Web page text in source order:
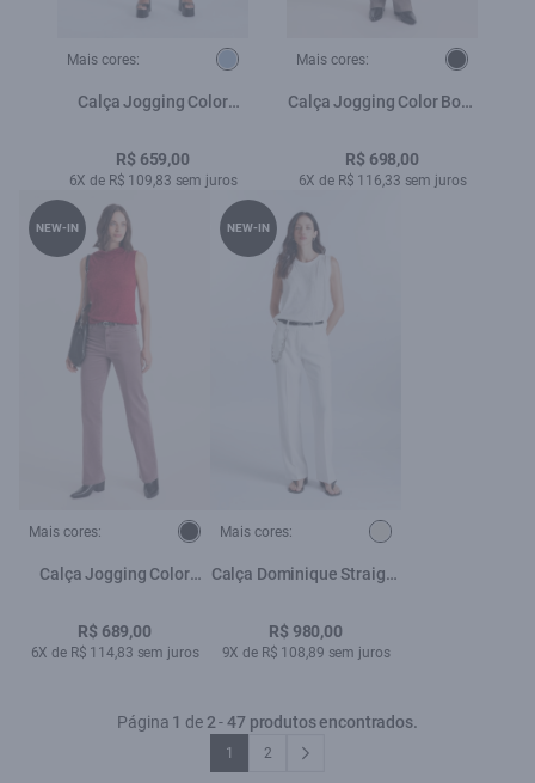
Mais cores:
Calça Jogging Color
Blue Vintage
R$ 659,00
6X de R$ 109,83 sem juros
Mais cores:
Calça Jogging Color Boot
R$ 698,00
6X de R$ 116,33 sem juros
Mais cores:
Calça Jogging Color
R$ 689,00
6X de R$ 114,83 sem juros
NEW-IN
Mais cores:
Calça Dominique Straight
R$ 980,00
9X de R$ 108,89 sem juros
NEW-IN
Página 1 de 2-47 produtos encontrados.
1 2